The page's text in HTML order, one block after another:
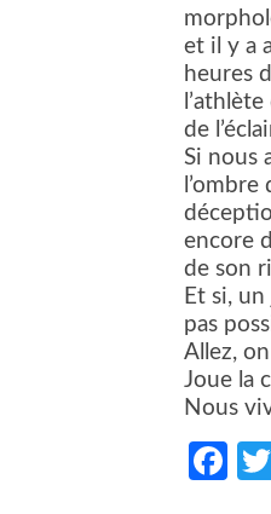
et il y a
heures
de
Si nous
encore
de son
Et si,
pas
Allez,
Joue la
Nous